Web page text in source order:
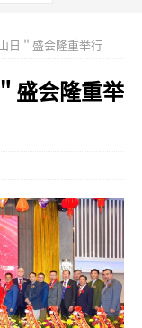
日＂盛会隆重举行
盛会隆重举